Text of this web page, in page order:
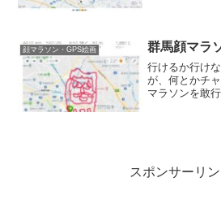
めのお店を探...
顔マラソン・GPS絵画 群馬顔マラ
行けるか行け
が、何とかチ
マラソンを敢
スポンサーリン